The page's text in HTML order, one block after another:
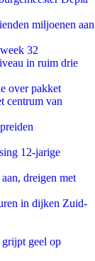
miljoenen aan
32
in ruim drie
over pakket
centrum van
12-jarige
dreigen met
in dijken Zuid-
geel op